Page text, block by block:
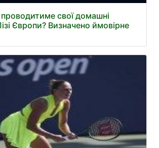
свої домашні
Європи? Визначено ймовірне